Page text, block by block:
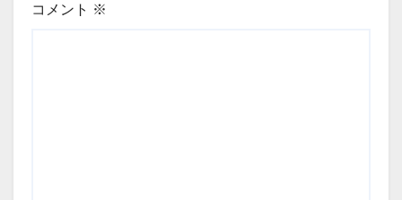
コメント ※